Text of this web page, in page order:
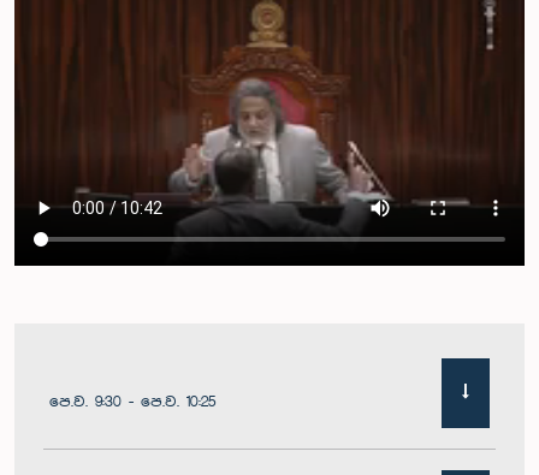
පෙ.ව. 9:30 - පෙ.ව. 10:25